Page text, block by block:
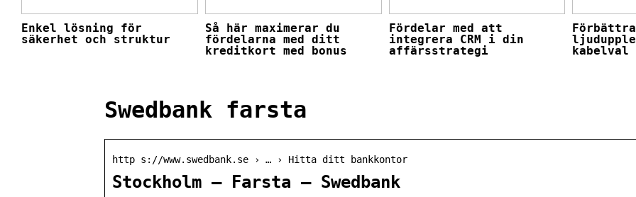
Enkel lösning för
säkerhet och struktur
Så här maximerar du
fördelarna med ditt
kreditkort med bonus
Fördelar med att
integrera CRM i din
affärsstrategi
kabelval
Swedbank farsta
http s://www.swedbank.se › … › Hitta ditt bankkontor
Stockholm – Farsta – Swedbank